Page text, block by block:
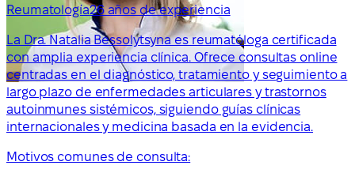
Reumatología26 años de experiencia
La Dra. Natalia Bessolytsyna es reumatóloga certificada
con amplia experiencia clínica. Ofrece consultas online
centradas en el diagnóstico, tratamiento y seguimiento a
largo plazo de enfermedades articulares y trastornos
autoinmunes sistémicos, siguiendo guías clínicas
internacionales y medicina basada en la evidencia.
Motivos comunes de consulta: